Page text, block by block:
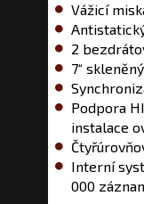
Vážicí
2
7“
Podpora
instalace
Interní
000